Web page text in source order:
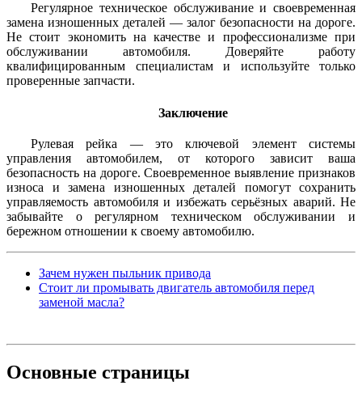
Регулярное техническое обслуживание и своевременная
замена изношенных деталей — залог безопасности на дороге.
Не стоит экономить на качестве и профессионализме при
обслуживании автомобиля. Доверяйте работу
квалифицированным специалистам и используйте только
проверенные запчасти.
Заключение
Рулевая рейка — это ключевой элемент системы
управления автомобилем, от которого зависит ваша
безопасность на дороге. Своевременное выявление признаков
износа и замена изношенных деталей помогут сохранить
управляемость автомобиля и избежать серьёзных аварий. Не
забывайте о регулярном техническом обслуживании и
бережном отношении к своему автомобилю.
Зачем нужен пыльник привода
Стоит ли промывать двигатель автомобиля перед
заменой масла?
Основные страницы